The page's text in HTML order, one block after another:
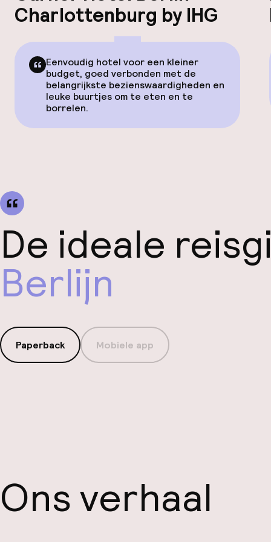
Charlottenburg by IHG
Eenvoudig hotel voor een kleiner
budget, goed verbonden met de
belangrijkste bezienswaardigheden en
leuke buurtjes om te eten en te
borrelen.
De ideale
Berlijn
Paperback Mobiele app
Ons verhaal